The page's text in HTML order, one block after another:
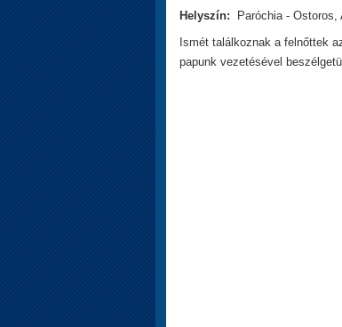
Helyszín:
Paróchia -
Ismét találkoznak a felnőttek
papunk vezetésével